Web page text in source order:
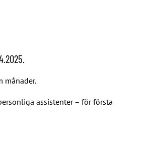
månader.
assistenter – för första